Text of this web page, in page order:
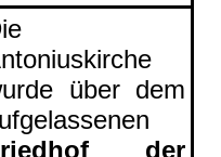
über dem
der